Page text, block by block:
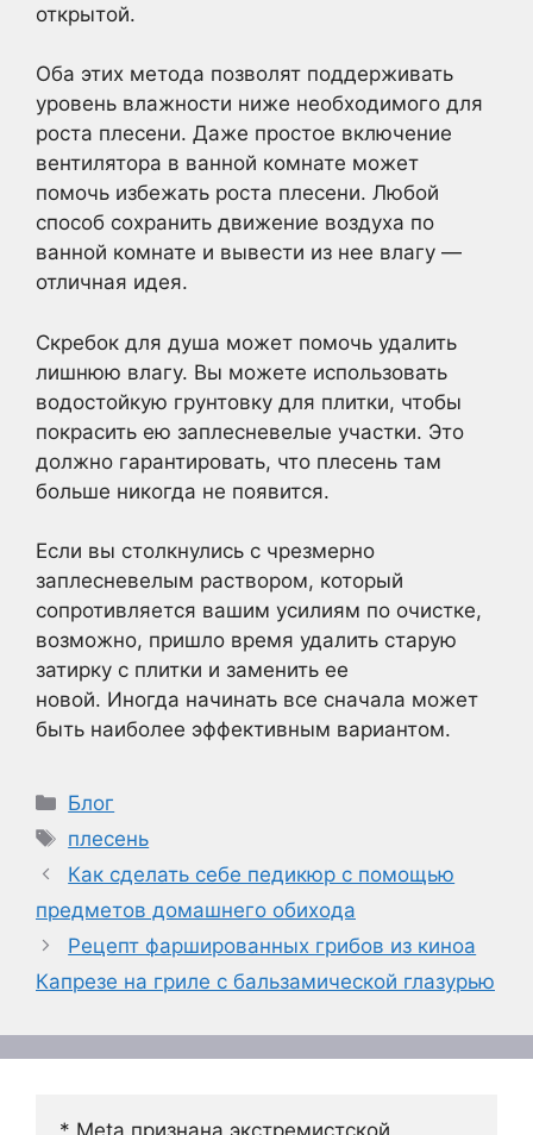
открытой.
Оба этих метода позволят поддерживать
уровень влажности ниже необходимого для
роста плесени. Даже простое включение
вентилятора в ванной комнате может
помочь избежать роста плесени. Любой
способ сохранить движение воздуха по
ванной комнате и вывести из нее влагу —
отличная идея.
Скребок для душа может помочь удалить
лишнюю влагу. Вы можете использовать
водостойкую грунтовку для плитки, чтобы
покрасить ею заплесневелые участки. Это
должно гарантировать, что плесень там
больше никогда не появится.
Если вы столкнулись с чрезмерно
заплесневелым раствором, который
сопротивляется вашим усилиям по очистке,
возможно, пришло время удалить старую
затирку с плитки и заменить ее
новой. Иногда начинать все сначала может
быть наиболее эффективным вариантом.
Рубрики
Блог
Метки
плесень
Как сделать себе педикюр с помощью
предметов домашнего обихода
Рецепт фаршированных грибов из киноа
Капрезе на гриле с бальзамической глазурью
* Meta признана экстремистской